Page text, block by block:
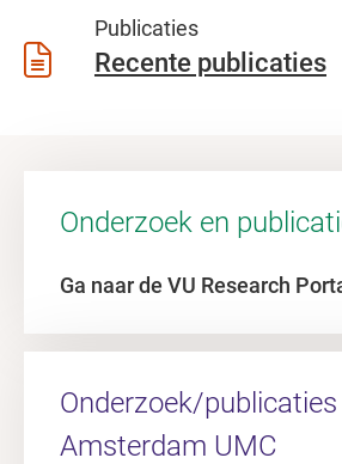
Publicaties
Recente publicaties
Onderzoek en
Ga naar de VU Research
Onderzoek/publicaties
Amsterdam UMC